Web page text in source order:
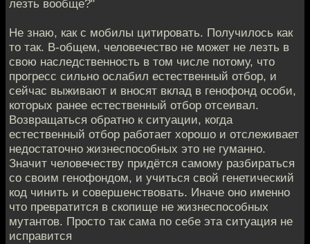
лезть вообще?"
Не знаю, как с мобилы цитировать. Получилось как
то так. В-общем, человечество не может не лезть в
свою наследственность в том числе потому, что
прогресс сильно ослабил естественный отбор, и
сейчас выживают и вносят вклад в генофонд особи,
которых ранее естественный отбор отсеивал.
Возвращаться обратно к ситуации, когда
естественный отбор работает хорошо и отслеживает
недостаточно жизнеспособных это не гуманно.
Значит человечеству придётся самому разбираться
со своим генофондом, и учиться свой генетический
код чинить и совершенствовать. Иначе оно именно
что превратится в скопище не жизнеспособных
мутантов. Просто так сама по себе эта ситуация не
исправится